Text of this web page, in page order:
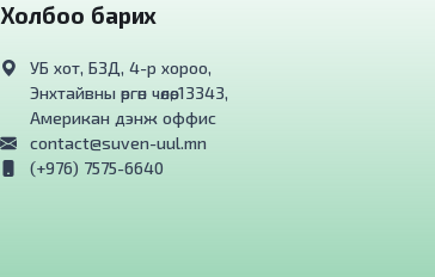
Холбоо барих
УБ хот, БЗД, 4-р хороо,
Энхтайвны өргөн чөлөө, 13343,
Американ дэнж оффис
contact@suven-uul.mn
(+976) 7575-6640